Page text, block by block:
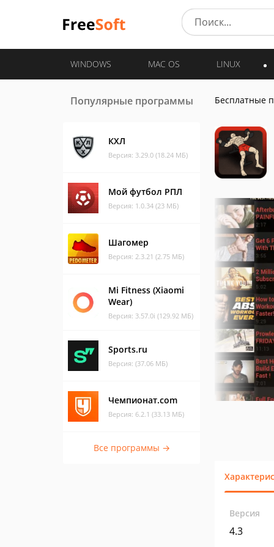
WINDOWS MAC OS LINUX
Популярные программы
КХЛ
Версия: 3.29.0 (18.24 МБ)
Мой футбол РПЛ
Версия: 1.0.34 (23 МБ)
Шагомер
Версия: 2.3.21 (2.75 МБ)
Mi Fitness (Xiaomi
Wear)
Версия: 3.57.0i (129.92 МБ)
Sports.ru
Версия: (37.06 МБ)
Чемпионат.com
Версия: 6.2.1 (33.13 МБ)
Все программы →
Бесплатные
Версия
4.3